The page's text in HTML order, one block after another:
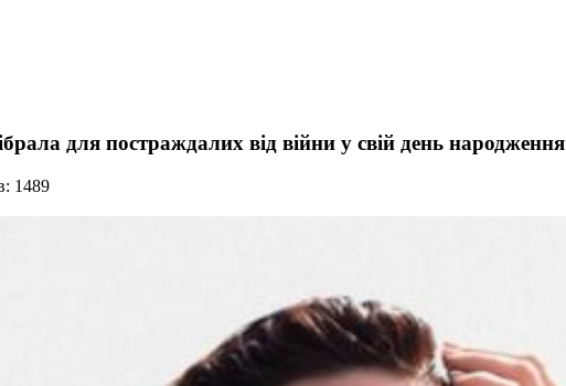
для постраждалих від війни у свій день народження
1489